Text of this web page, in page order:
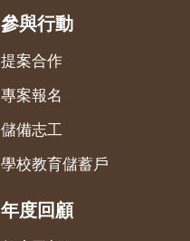
參與行動
提案合作
專案報名
儲備志工
學校教育儲蓄戶
年度回顧